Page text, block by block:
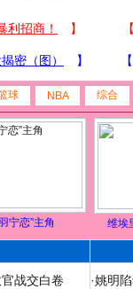
球 NBA 综合
宁恋”主角 维埃
战交白卷
·姚明